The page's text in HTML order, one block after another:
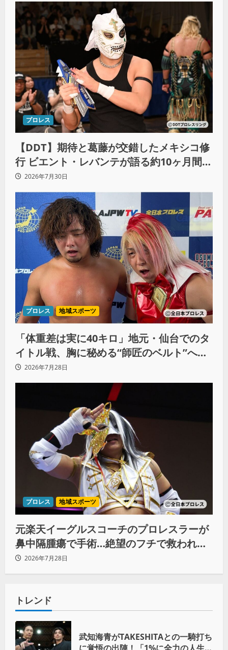
プロレス
【DDT】期待と葛藤が交錯したメキシコ修
行 ビエント・レバンテが語る約10ヶ月間の
苦悩「くすぶっている自分に腹を立ててい
る」
2026年7月30日
プロレス 地域スポーツ
「体重差は実に40キロ」地元・仙台でのタ
イトル戦、胸に秘める“師匠のベルト”への
想いと同期決戦への決意
2026年7月28日
プロレス 地域スポーツ
元楽天イーグルスコーチのプロレスラーが
鼻中隔腫瘍で手術…絶望のフチで救われた
リーダーの言葉
2026年7月28日
トレンド
武知海青がTAKESHITAとの一騎打ち